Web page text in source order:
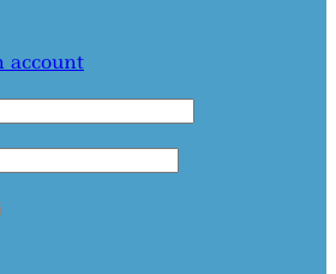
account